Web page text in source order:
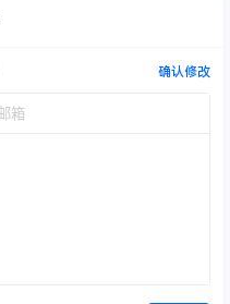
确认修改